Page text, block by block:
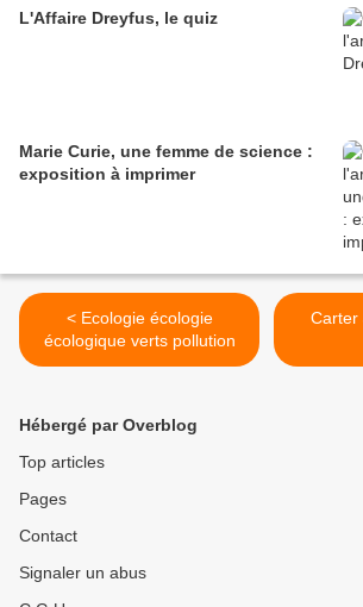
L'Affaire Dreyfus, le quiz
Marie Curie, une femme de science :
exposition à imprimer
< Ecologie écologie
écologique verts pollution
Hébergé par Overblog
Top articles
Pages
Contact
Signaler un abus